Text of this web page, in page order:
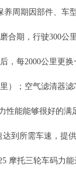
周期因部件、车
合期，行驶300公
，每2000公里更
）；空气滤清器滤
能能够很好的满
达到所需车速，提
摩托三轮车码力